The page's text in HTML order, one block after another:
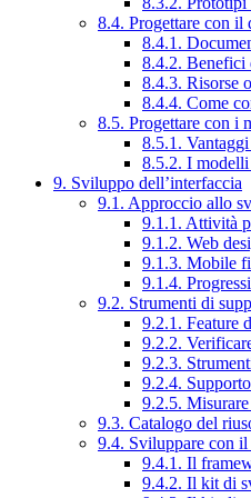
8.4. Progettare con il
8.4.1.
8.4.2. Benefici
8.4.3. Risorse
8.4.4. Come
8.5. Progettare con i
8.5.1.
8.5.2. I
9. Sviluppo dell’interfaccia
9.1. Approccio allo
9.1.1. Attività
9.1.2. Web
9.1.3. Mobile
9.1.4.
9.2. Strumenti di
9.2.1. Feature
9.2.2.
9.2.3.
9.2.4.
9.2.5.
9.3. Catalogo del
9.4. Sviluppare con il
9.4.1. Il
9.4.2. Il kit di